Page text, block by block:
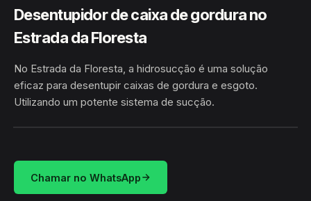
Desentupidor de caixa de gordura no
Estrada da Floresta
No Estrada da Floresta, a hidrosucção é uma solução
eficaz para desentupir caixas de gordura e esgoto.
Utilizando um potente sistema de sucção.
HIDROSUCÇÃO ESTRADA DA FLORESTA · GUAJARÁ/AM
Chamar no WhatsApp